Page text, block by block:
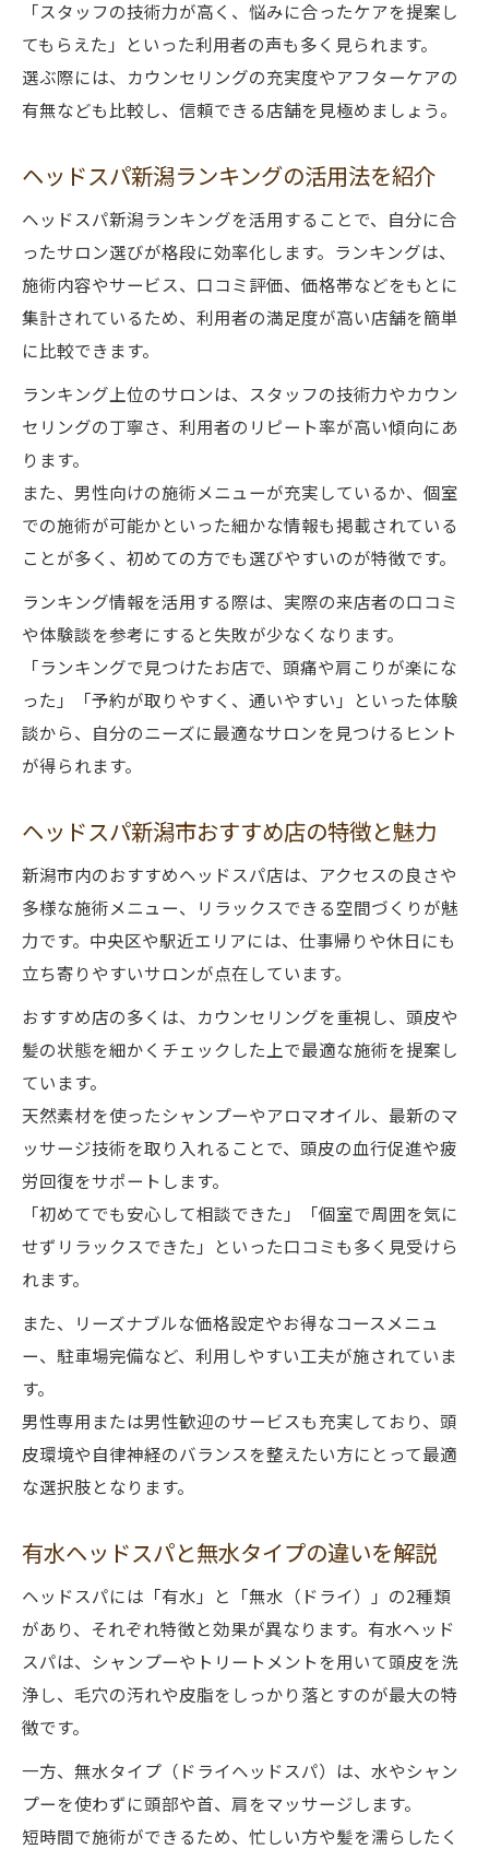
「スタッフの技術力が高く、悩みに合ったケアを提案し
てもらえた」といった利用者の声も多く見られます。
選ぶ際には、カウンセリングの充実度やアフターケアの
有無なども比較し、信頼できる店舗を見極めましょう。
ヘッドスパ新潟ランキングの活用法を紹介
ヘッドスパ新潟ランキングを活用することで、自分に合
ったサロン選びが格段に効率化します。ランキングは、
施術内容やサービス、口コミ評価、価格帯などをもとに
集計されているため、利用者の満足度が高い店舗を簡単
に比較できます。
ランキング上位のサロンは、スタッフの技術力やカウン
セリングの丁寧さ、利用者のリピート率が高い傾向にあ
ります。
また、男性向けの施術メニューが充実しているか、個室
での施術が可能かといった細かな情報も掲載されている
ことが多く、初めての方でも選びやすいのが特徴です。
ランキング情報を活用する際は、実際の来店者の口コミ
や体験談を参考にすると失敗が少なくなります。
「ランキングで見つけたお店で、頭痛や肩こりが楽にな
った」「予約が取りやすく、通いやすい」といった体験
談から、自分のニーズに最適なサロンを見つけるヒント
が得られます。
ヘッドスパ新潟市おすすめ店の特徴と魅力
新潟市内のおすすめヘッドスパ店は、アクセスの良さや
多様な施術メニュー、リラックスできる空間づくりが魅
力です。中央区や駅近エリアには、仕事帰りや休日にも
立ち寄りやすいサロンが点在しています。
おすすめ店の多くは、カウンセリングを重視し、頭皮や
髪の状態を細かくチェックした上で最適な施術を提案し
ています。
天然素材を使ったシャンプーやアロマオイル、最新のマ
ッサージ技術を取り入れることで、頭皮の血行促進や疲
労回復をサポートします。
「初めてでも安心して相談できた」「個室で周囲を気に
せずリラックスできた」といった口コミも多く見受けら
れます。
また、リーズナブルな価格設定やお得なコースメニュ
ー、駐車場完備など、利用しやすい工夫が施されていま
す。
男性専用または男性歓迎のサービスも充実しており、頭
皮環境や自律神経のバランスを整えたい方にとって最適
な選択肢となります。
有水ヘッドスパと無水タイプの違いを解説
ヘッドスパには「有水」と「無水（ドライ）」の2種類
があり、それぞれ特徴と効果が異なります。有水ヘッド
スパは、シャンプーやトリートメントを用いて頭皮を洗
浄し、毛穴の汚れや皮脂をしっかり落とすのが最大の特
徴です。
一方、無水タイプ（ドライヘッドスパ）は、水やシャン
プーを使わずに頭部や首、肩をマッサージします。
短時間で施術ができるため、忙しい方や髪を濡らしたく